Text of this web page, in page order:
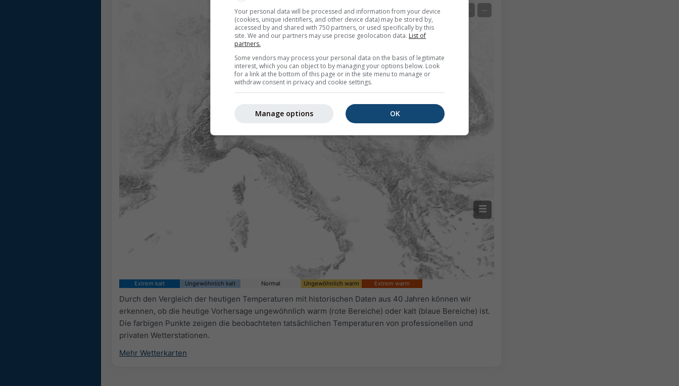
+ −
Extrem kalt Ungewöhnlich kalt Normal Ungewöhnlich warm Extrem warm
Durch den Vergleich der heutigen Temperaturen mit historischen Daten aus 40 Jahren können wir
erkennen, ob die heutige Vorhersage ungewöhnlich warm (rote Bereiche) oder kalt (blaue Bereiche) ist.
Die farbigen Punkte zeigen die beobachteten tatsächlichen Temperaturen von professionellen und
privaten Wetterstationen.
Mehr Wetterkarten
Your personal data will be processed and information from your device
(cookies, unique identifiers, and other device data) may be stored by,
accessed by and shared with 750 partners, or used specifically by this
site. We and our partners may use precise geolocation data. List of
partners.
Some vendors may process your personal data on the basis of legitimate
interest, which you can object to by managing your options below. Look
for a link at the bottom of this page or in the site menu to manage or
withdraw consent in privacy and cookie settings.
OK
Manage options